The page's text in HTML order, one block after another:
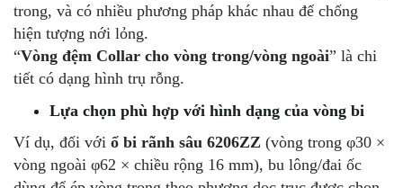
trong, và có nhiều phương pháp khác nhau để chống
hiện tượng nới lỏng.
“Vòng đệm Collar cho vòng trong/vòng ngoài” là chi
tiết có dạng hình trụ rỗng.
Lựa chọn phù hợp với hình dạng của vòng bi
Ví dụ, đối với ổ bi rãnh sâu 6206ZZ (vòng trong φ30 ×
vòng ngoài φ62 × chiều rộng 16 mm), bu lông/đai ốc